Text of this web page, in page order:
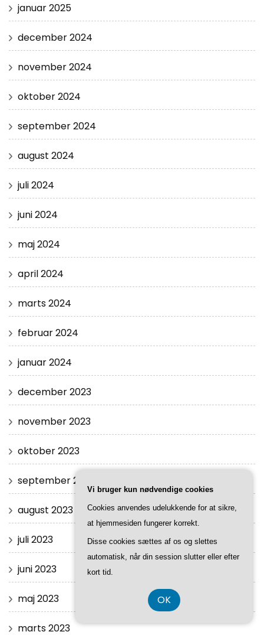
januar 2025
december 2024
november 2024
oktober 2024
september 2024
august 2024
juli 2024
juni 2024
maj 2024
april 2024
marts 2024
februar 2024
januar 2024
december 2023
november 2023
oktober 2023
september 2023
august 2023
juli 2023
juni 2023
maj 2023
marts 2023
Vi bruger kun nødvendige cookies
Cookies anvendes udelukkende for at sikre,
at hjemmesiden fungerer korrekt.
Disse cookies sættes af os og slettes
automatisk, når din session slutter eller efter
kort tid.
OK